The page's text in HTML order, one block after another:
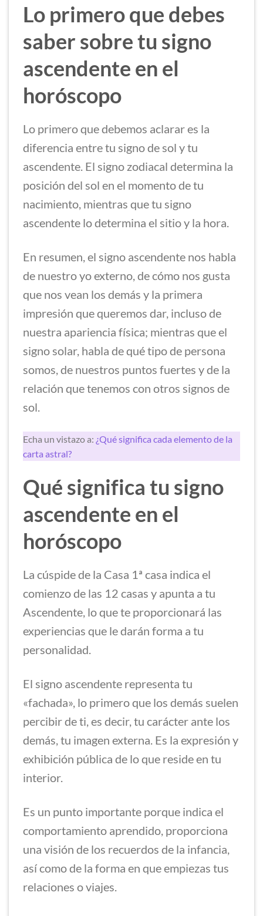
Lo primero que debes
saber sobre tu signo
ascendente en el
horóscopo
Lo primero que debemos aclarar es la
diferencia entre tu signo de sol y tu
ascendente. El signo zodiacal determina la
posición del sol en el momento de tu
nacimiento, mientras que tu signo
ascendente lo determina el sitio y la hora.
En resumen, el signo ascendente nos habla
de nuestro yo externo, de cómo nos gusta
que nos vean los demás y la primera
impresión que queremos dar, incluso de
nuestra apariencia física; mientras que el
signo solar, habla de qué tipo de persona
somos, de nuestros puntos fuertes y de la
relación que tenemos con otros signos de
sol.
Echa un vistazo a: ¿Qué significa cada elemento de la
carta astral?
Qué significa tu signo
ascendente en el
horóscopo
La cúspide de la Casa 1ª casa indica el
comienzo de las 12 casas y apunta a tu
Ascendente, lo que te proporcionará las
experiencias que le darán forma a tu
personalidad.
El signo ascendente representa tu
«fachada», lo primero que los demás suelen
percibir de ti, es decir, tu carácter ante los
demás, tu imagen externa. Es la expresión y
exhibición pública de lo que reside en tu
interior.
Es un punto importante porque indica el
comportamiento aprendido, proporciona
una visión de los recuerdos de la infancia,
así como de la forma en que empiezas tus
relaciones o viajes.